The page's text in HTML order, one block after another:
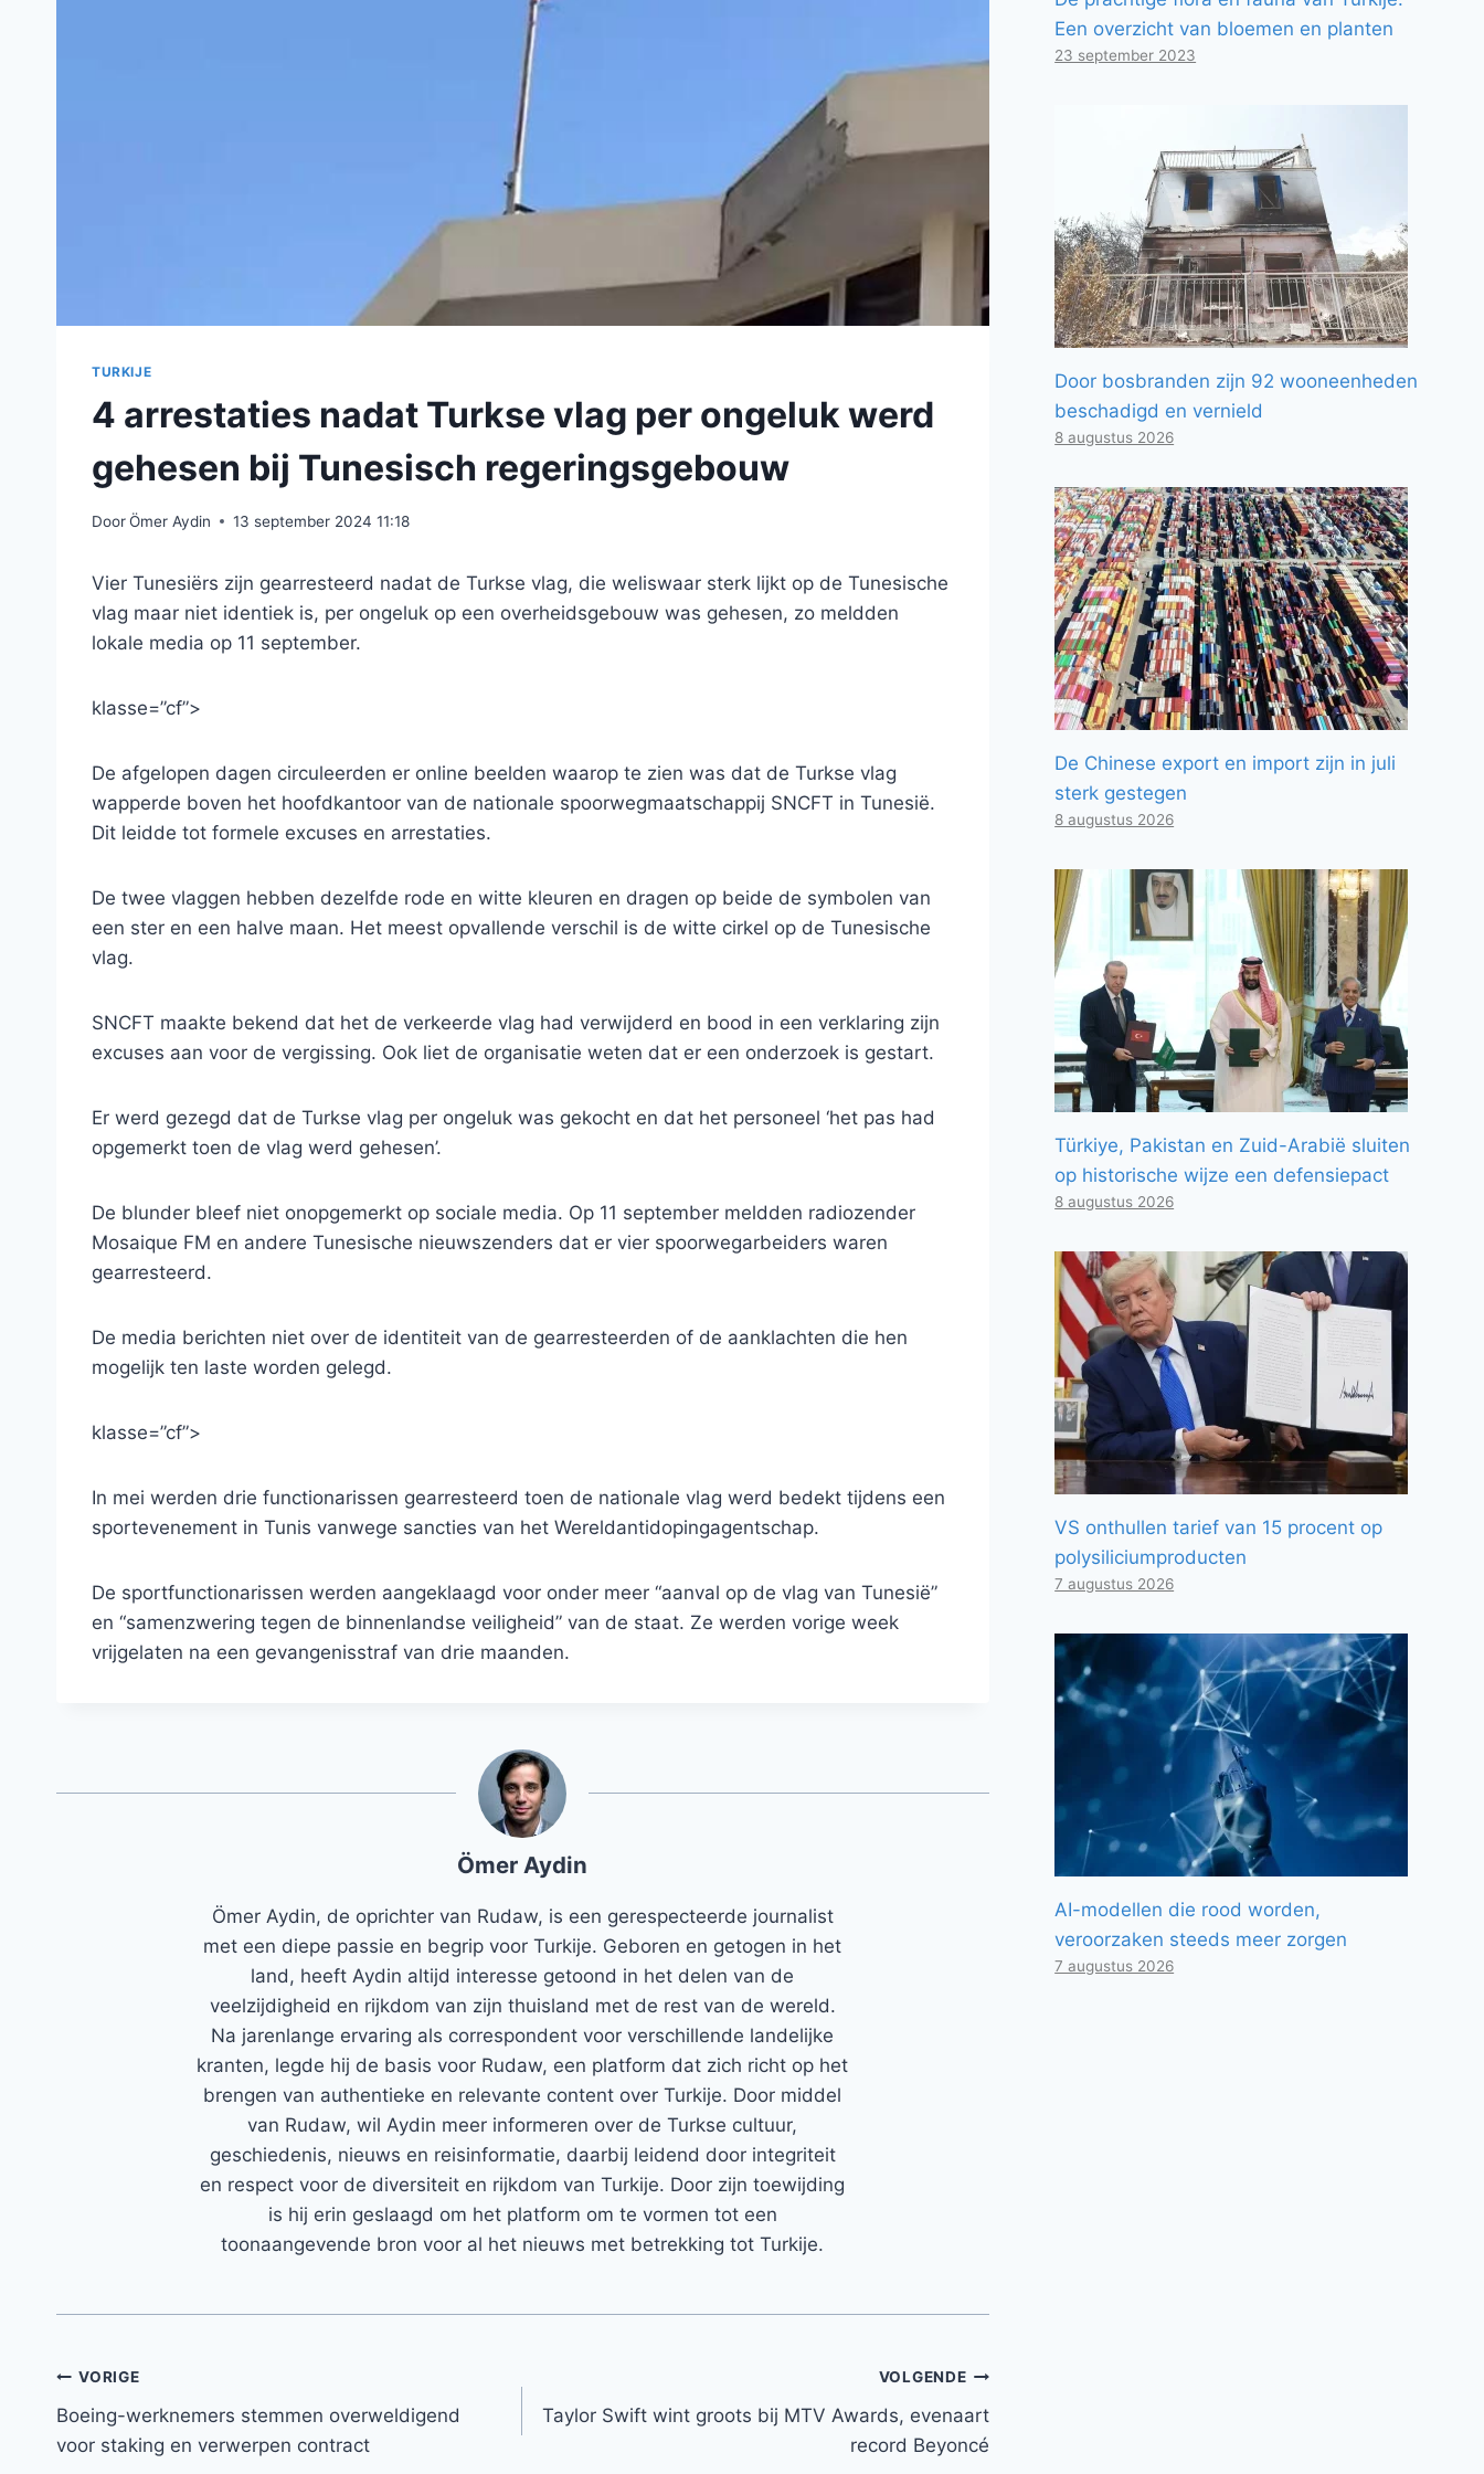
TURKIJE
4 arrestaties nadat Turkse vlag per ongeluk werd
gehesen bij Tunesisch regeringsgebouw
DoorÖmer Aydin 13 september 2024 11:18
Vier Tunesiërs zijn gearresteerd nadat de Turkse vlag, die weliswaar sterk lijkt op de Tunesische
vlag maar niet identiek is, per ongeluk op een overheidsgebouw was gehesen, zo meldden
lokale media op 11 september.
klasse=”cf”>
De afgelopen dagen circuleerden er online beelden waarop te zien was dat de Turkse vlag
wapperde boven het hoofdkantoor van de nationale spoorwegmaatschappij SNCFT in Tunesië.
Dit leidde tot formele excuses en arrestaties.
De twee vlaggen hebben dezelfde rode en witte kleuren en dragen op beide de symbolen van
een ster en een halve maan. Het meest opvallende verschil is de witte cirkel op de Tunesische
vlag.
SNCFT maakte bekend dat het de verkeerde vlag had verwijderd en bood in een verklaring zijn
excuses aan voor de vergissing. Ook liet de organisatie weten dat er een onderzoek is gestart.
Er werd gezegd dat de Turkse vlag per ongeluk was gekocht en dat het personeel ‘het pas had
opgemerkt toen de vlag werd gehesen’.
De blunder bleef niet onopgemerkt op sociale media. Op 11 september meldden radiozender
Mosaique FM en andere Tunesische nieuwszenders dat er vier spoorwegarbeiders waren
gearresteerd.
De media berichten niet over de identiteit van de gearresteerden of de aanklachten die hen
mogelijk ten laste worden gelegd.
klasse=”cf”>
In mei werden drie functionarissen gearresteerd toen de nationale vlag werd bedekt tijdens een
sportevenement in Tunis vanwege sancties van het Wereldantidopingagentschap.
De sportfunctionarissen werden aangeklaagd voor onder meer “aanval op de vlag van Tunesië”
en “samenzwering tegen de binnenlandse veiligheid” van de staat. Ze werden vorige week
vrijgelaten na een gevangenisstraf van drie maanden.
Ömer Aydin
Ömer Aydin, de oprichter van Rudaw, is een gerespecteerde journalist
met een diepe passie en begrip voor Turkije. Geboren en getogen in het
land, heeft Aydin altijd interesse getoond in het delen van de
veelzijdigheid en rijkdom van zijn thuisland met de rest van de wereld.
Na jarenlange ervaring als correspondent voor verschillende landelijke
kranten, legde hij de basis voor Rudaw, een platform dat zich richt op het
brengen van authentieke en relevante content over Turkije. Door middel
van Rudaw, wil Aydin meer informeren over de Turkse cultuur,
geschiedenis, nieuws en reisinformatie, daarbij leidend door integriteit
en respect voor de diversiteit en rijkdom van Turkije. Door zijn toewijding
is hij erin geslaagd om het platform om te vormen tot een
toonaangevende bron voor al het nieuws met betrekking tot Turkije.
Bericht
navigatie
VORIGE
Boeing-werknemers stemmen overweldigend
voor staking en verwerpen contract
VOLGENDE
Taylor Swift wint groots bij MTV Awards, evenaart
record Beyoncé
Een overzicht van bloemen en planten
23 september 2023
Door bosbranden zijn 92 wooneenheden
beschadigd en vernield
8 augustus 2026
De Chinese export en import zijn in juli
sterk gestegen
8 augustus 2026
Türkiye, Pakistan en Zuid-Arabië sluiten
op historische wijze een defensiepact
8 augustus 2026
VS onthullen tarief van 15 procent op
polysiliciumproducten
7 augustus 2026
AI-modellen die rood worden,
veroorzaken steeds meer zorgen
7 augustus 2026